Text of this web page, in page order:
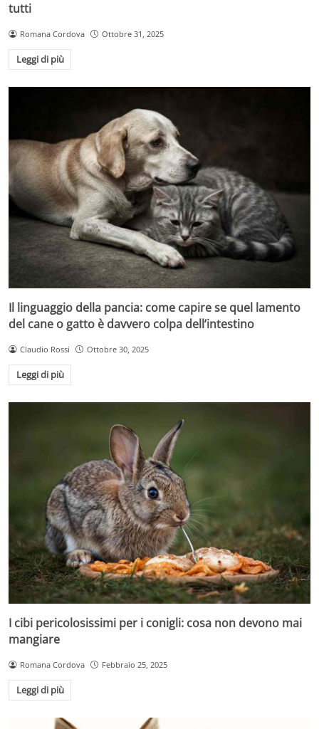
tutti
Romana Cordova Ottobre 31, 2025
Leggi di più
Il linguaggio della pancia: come capire se quel lamento
del cane o gatto è davvero colpa dell’intestino
Claudio Rossi Ottobre 30, 2025
Leggi di più
I cibi pericolosissimi per i conigli: cosa non devono mai
mangiare
Romana Cordova Febbraio 25, 2025
Leggi di più